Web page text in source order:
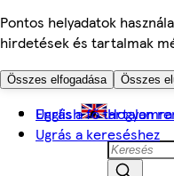
Pontos helyadatok
hirdetések és tartalmak
Összes elfogadása Összes
Ugrás a fő tartalomra
Ugrás a kereséshez
English Hogyan